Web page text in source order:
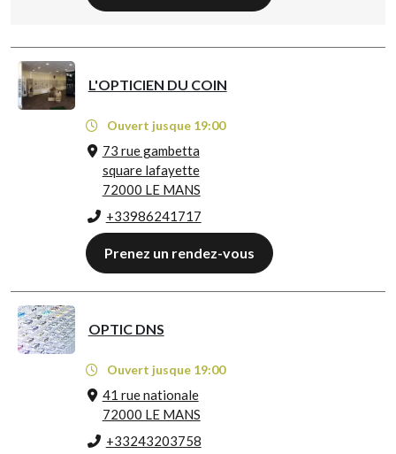
L'OPTICIEN DU COIN
Ouvert jusque 19:00
73 rue gambetta
square lafayette
72000 LE MANS
+33986241717
Prenez un rendez-vous
OPTIC DNS
Ouvert jusque 19:00
41 rue nationale
72000 LE MANS
+33243203758